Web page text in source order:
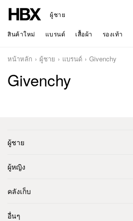
ผู้ชาย
สินค้าใหม่ แบรนด์ เสื้อผ้า รองเท้า
หน้าหลัก ผู้ชาย แบรนด์ Givenchy
Givenchy
ผู้ชาย
ผู้หญิง
คลังเก็บ
อื่นๆ